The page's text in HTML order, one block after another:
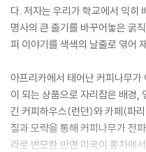
다. 저자는 우리가 학교에서 익히
명사의 큰 줄기를 바꾸어놓은 굵
피 이야기를 색색의 날줄로 엮어
아프리카에서 태어난 커피나무
이 되는 상품으로 자리잡은 배경,
긴 커피하우스(런던)와 카페(파
질과 모략을 통해 커피나무가 전
라로 변모한 반면 미국이 홍차에